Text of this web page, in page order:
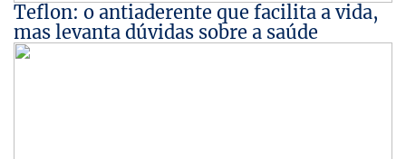
Teflon: o antiaderente que facilita a vida,
mas levanta dúvidas sobre a saúde